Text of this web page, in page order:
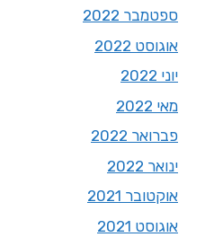
ספטמבר 2022
אוגוסט 2022
יוני 2022
מאי 2022
פברואר 2022
ינואר 2022
אוקטובר 2021
אוגוסט 2021